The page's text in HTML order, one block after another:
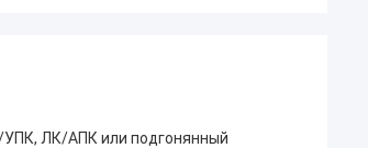
ЛК/АПК или подгонянный